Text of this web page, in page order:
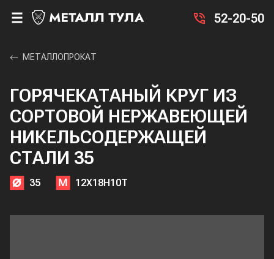
52-20-50
МЕТАЛЛОПРОКАТ
ГОРЯЧЕКАТАНЫЙ КРУГ ИЗ
СОРТОВОЙ НЕРЖАВЕЮЩЕЙ
НИКЕЛЬСОДЕРЖАЩЕЙ
СТАЛИ 35
35 12Х18Н10Т